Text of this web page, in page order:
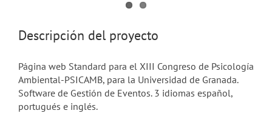
Descripción del proyecto
Página web Standard para el XIII Congreso de Psicología
Ambiental-PSICAMB, para la Universidad de Granada.
Software de Gestión de Eventos. 3 idiomas español,
portugués e inglés.